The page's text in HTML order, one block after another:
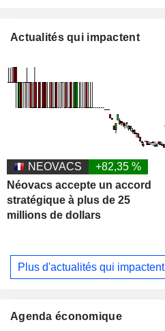
Actualités qui impactent
NEOVACS
+82,35 %
Néovacs accepte un accord
stratégique à plus de 25
millions de dollars
Plus d'actualités qui impactent
Agenda économique